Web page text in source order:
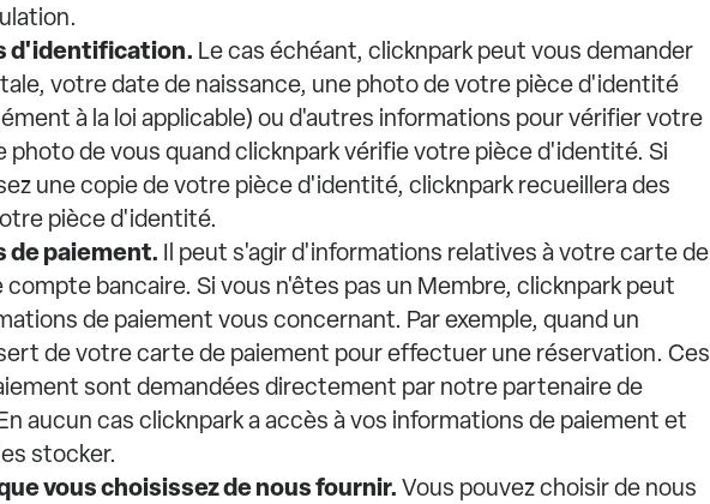
d'identification. Le cas échéant, clicknpark peut vous demander
votre date de naissance, une photo de votre pièce d'identité
à la loi applicable) ou d'autres informations pour vérifier votre
de vous quand clicknpark vérifie votre pièce d'identité. Si
une copie de votre pièce d'identité, clicknpark recueillera des
pièce d'identité.
de paiement. Il peut s'agir d'informations relatives à votre carte de
bancaire. Si vous n'êtes pas un Membre, clicknpark peut
de paiement vous concernant. Par exemple, quand un
de votre carte de paiement pour effectuer une réservation. Ces
sont demandées directement par notre partenaire de
aucun cas clicknpark a accès à vos informations de paiement et
stocker.
vous choisissez de nous fournir.Vous pouvez choisir de nous